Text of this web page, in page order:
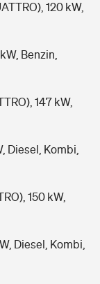
120 kW,
Benzin,
147 kW,
Diesel, Kombi,
150 kW,
Diesel, Kombi,